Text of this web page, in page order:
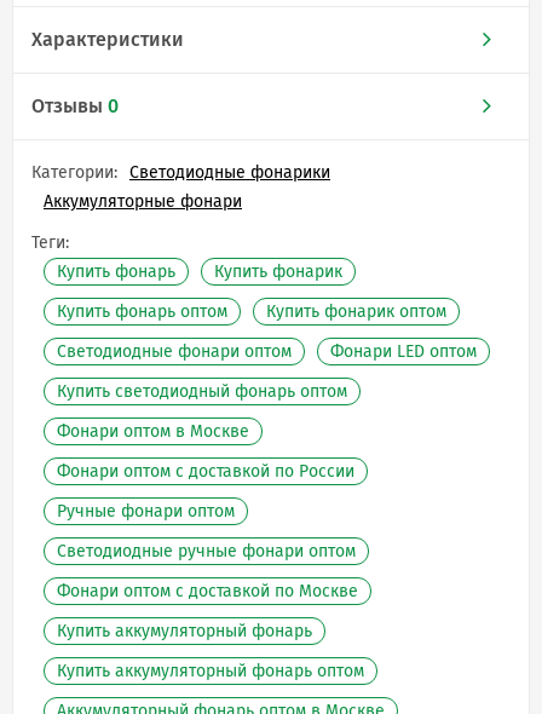
Характеристики
Отзывы 0
Категории: Светодиодные фонарики
Аккумуляторные фонари
Теги:
Купить фонарь
Купить фонарик
Купить фонарь оптом
Купить фонарик оптом
Светодиодные фонари оптом
Фонари LED оптом
Купить светодиодный фонарь оптом
Фонари оптом в Москве
Фонари оптом с доставкой по России
Ручные фонари оптом
Светодиодные ручные фонари оптом
Фонари оптом с доставкой по Москве
Купить аккумуляторный фонарь
Купить аккумуляторный фонарь оптом